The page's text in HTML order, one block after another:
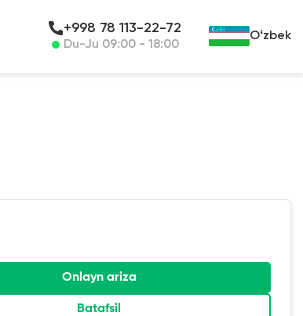
+998 78 113-22-72
Du-Ju 09:00 - 18:00
Oʻzbek
Onlayn ariza
Batafsil